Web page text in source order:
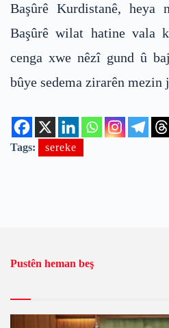
Başûrê Kurdistanê, heya
Başûrê wilat hatine vala
cenga xwe nêzî gund û
bûye sedema zirarên mezin
Tags: sereke
Pustên heman beş